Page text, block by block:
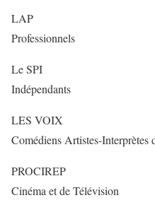
LAP Ligue
Professionnels
Le SPI Le
Indépendants
LES VOIX
Comédiens Artistes-Interprètes
PROCIREP Société
Cinéma et de Télévision